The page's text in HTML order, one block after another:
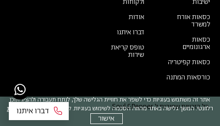
אתר זה משתמש בעוגיות כדי לשפר את חוויית הגלישה שלך, לנתח תעבורה ולהציג תוכן
רלוונטי. המשך גלישה באתר מהווה הסכמה לשימוש בעוגיות. קרא עוד במדיניות הפרטיות
אישור
כל הזכויות שמורות ל Soul&Pepper
ישיבות
כסאות אורח
למשרד
כסאות
ארגונומיים
כסאות קפיטריה
כורסאות המתנה
ולקוחות
אודות
דברו איתנו
טופס קריאת
שירות